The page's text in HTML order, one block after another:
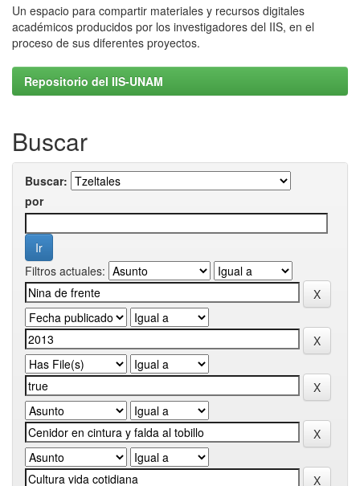
Un espacio para compartir materiales y recursos digitales
académicos producidos por los investigadores del IIS, en el
proceso de sus diferentes proyectos.
Repositorio del IIS-UNAM
Buscar
Buscar:
por
Filtros actuales: